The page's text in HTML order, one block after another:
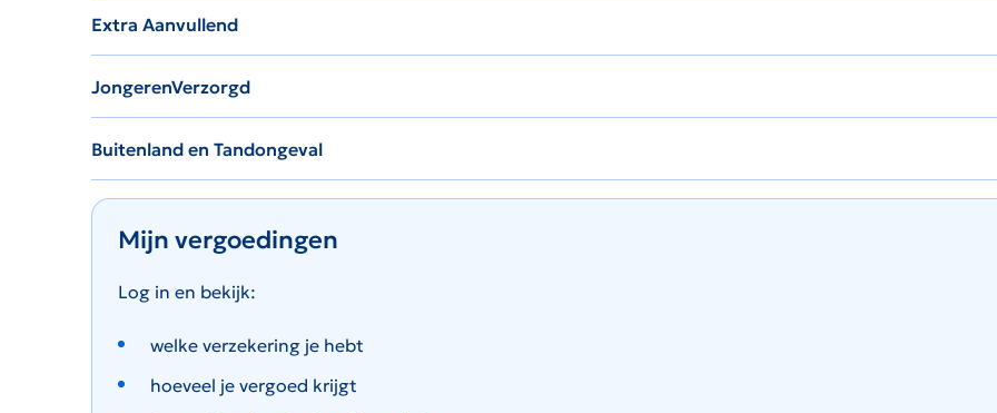
Extra Aanvullend
JongerenVerzorgd
Buitenland en Tandongeval
Mijn vergoedingen
Log in en bekijk:
welke verzekering je hebt
hoeveel je vergoed krijgt